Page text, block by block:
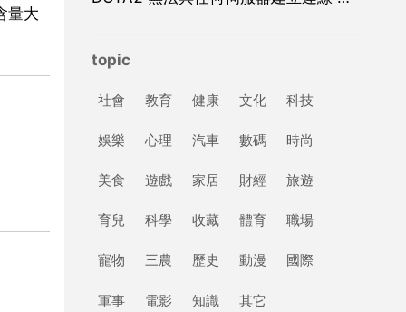
量大
topic
社會 教育 健康 文化 科技
娛樂 心理 汽車 數碼 時尚
美食 遊戲 家居 財經 旅遊
育兒 科學 收藏 體育 職場
寵物 三農 歷史 動漫 國際
軍事 電影 知識 其它